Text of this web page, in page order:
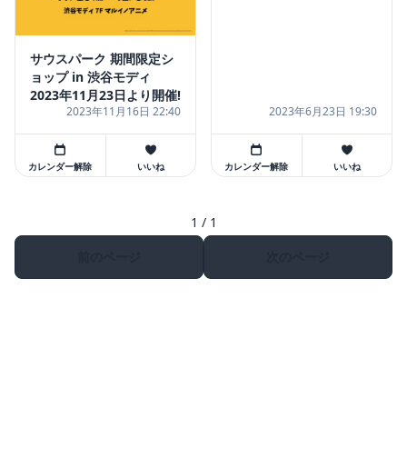
サウスパーク 期間限定シ
ョップ in 渋谷モディ
2023年11月23日より開催!
2023年11月16日 22:40
カレンダー解除 いいね
2023年6月23日 19:30
カレンダー解除 いいね
1 / 1